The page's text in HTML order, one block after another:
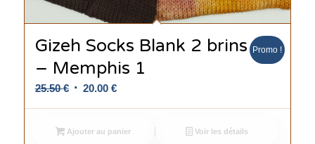
Gizeh Socks Blank 2 brins
– Memphis 1
25.50€ Le
était :
20.00 €Le
est :
Promo !
Ajouter au panier Voir les détails